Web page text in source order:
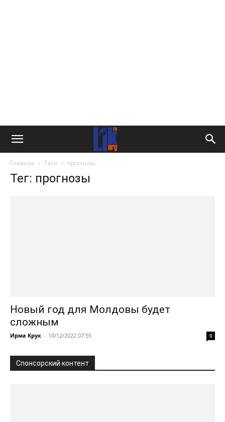
Главная Теги прогнозы
Тег: прогнозы
Новый год для Молдовы будет
сложным
Ирма Крук - 10/12/2022 07:55 0
Спонсорский контент